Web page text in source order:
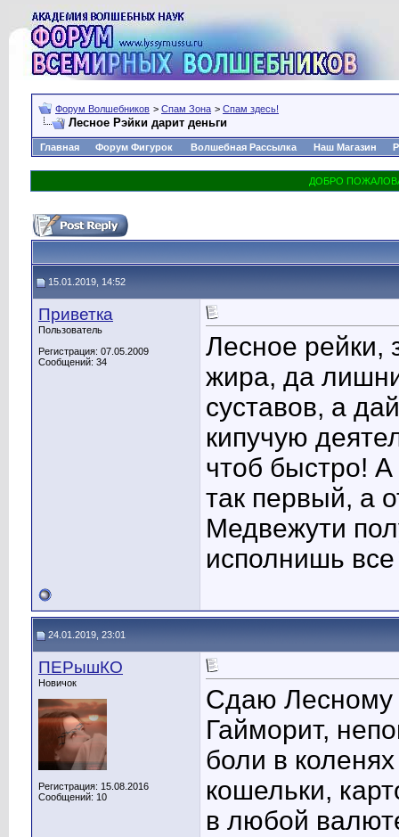
Форум Волшебников > Спам Зона > Спам здесь!
Лесное Рэйки дарит деньги
Главная Форум Фигурок Волшебная Рассылка Наш Магазин
15.01.2019, 14:52
Приветка
Пользователь
Регистрация: 07.05.2009
Сообщений: 34
Лесное рейки,
жира, да
суставов, а
кипучую
чтоб быстро! А
так первый, а
Медвежути
исполнишь
24.01.2019, 23:01
ПЕРышКО
Новичок
Регистрация: 15.08.2016
Сообщений: 10
Сдаю Лесному
Гайморит,
боли в
кошельки,
в любой